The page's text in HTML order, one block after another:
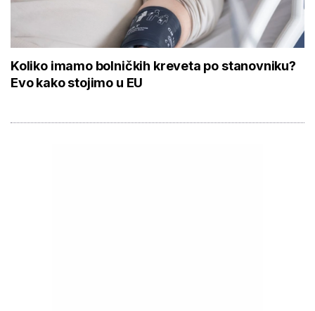
Koliko imamo bolničkih kreveta po stanovniku?
Evo kako stojimo u EU